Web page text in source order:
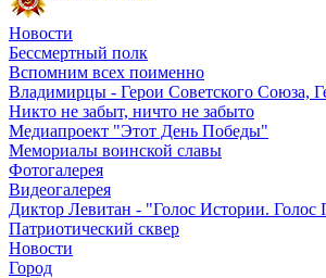
Новости
Бессмертный полк
Вспомним всех поименно
Владимирцы - Герои Советского Союза,
Никто не забыт, ничто не забыто
Медиапроект "Этот День Победы"
Мемориалы воинской славы
Фотогалерея
Видеогалерея
Диктор Левитан - "Голос Истории. Голос
Патриотический сквер
Новости
Город